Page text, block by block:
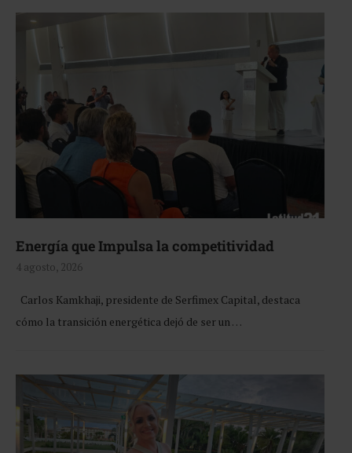
Energía que Impulsa la competitividad
4 agosto, 2026
Carlos Kamkhaji, presidente de Serfimex Capital, destaca
cómo la transición energética dejó de ser un …